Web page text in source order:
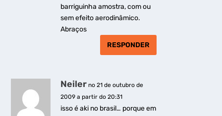
barriguinha amostra, com ou
sem efeito aerodinâmico.
Abraços
RESPONDER
Neiler no 21 de outubro de
2009 a partir do 20:31
isso é aki no brasil… porque em